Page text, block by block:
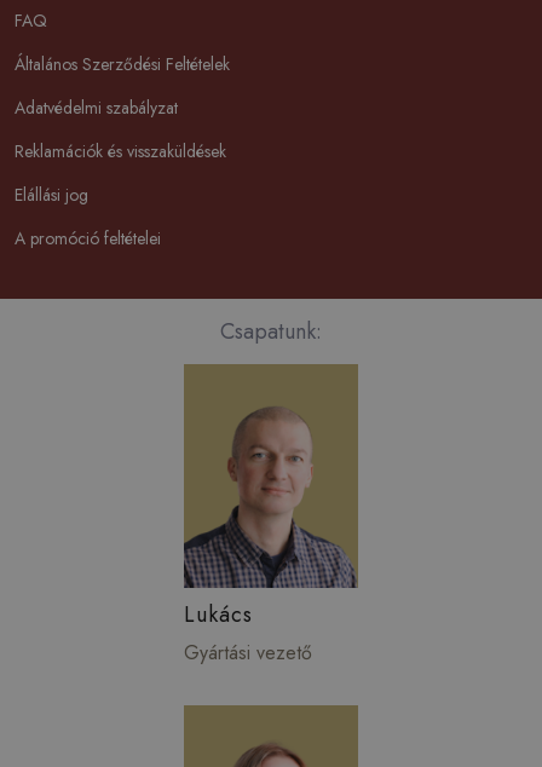
FAQ
Általános Szerződési Feltételek
Adatvédelmi szabályzat
Reklamációk és visszaküldések
Elállási jog
A promóció feltételei
Csapatunk:
Lukács
Gyártási vezető